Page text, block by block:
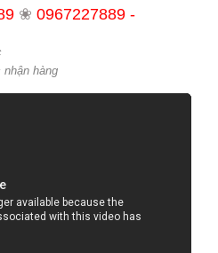
❀ 0967227889 -
hàng